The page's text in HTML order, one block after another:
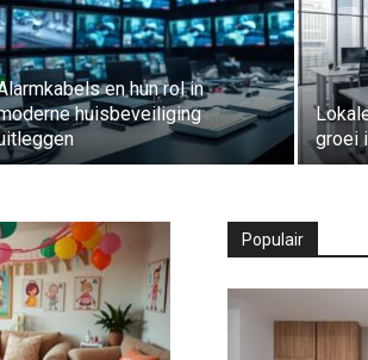
en hun rol in
huisbeveiliging
groei
Populair